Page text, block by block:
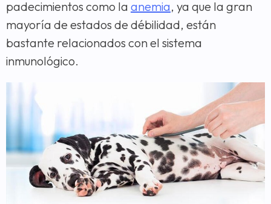
padecimientos como la anemia, ya que la gran
mayoría de estados de débilidad, están
bastante relacionados con el sistema
inmunológico.